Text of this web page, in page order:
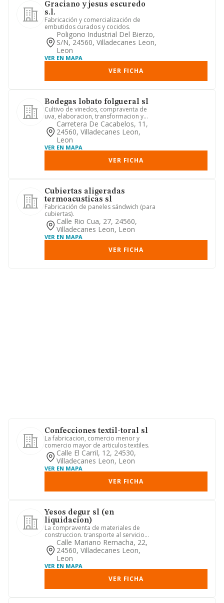
Graciano y jesus escuredo
s.l.
Fabricación y comercialización de
embutidos curados y cocidos.
Poligono Industrial Del Bierzo,
S/n, 24560, Villadecanes Leon,
Leon
VER EN MAPA
VER FICHA
Bodegas lobato folgueral sl
Cultivo de vinedos, compraventa de
uva, elaboracion, transformacion y
venta de todo tipo de vinos a...
Carretera De Cacabelos, 11,
24560, Villadecanes Leon,
Leon
VER EN MAPA
VER FICHA
Cubiertas aligeradas
termoacusticas sl
Fabricación de paneles sándwich (para
cubiertas).
Calle Rio Cua, 27, 24560,
Villadecanes Leon, Leon
VER EN MAPA
VER FICHA
Confecciones textil-toral sl
La fabricacion, comercio menor y
comercio mayor de articulos textiles.
Calle El Carril, 12, 24530,
Villadecanes Leon, Leon
VER EN MAPA
VER FICHA
Yesos degur sl (en
liquidacion)
La compraventa de materiales de
construccion. transporte al servicio
publico y particular
Calle Mariano Remacha, 22,
24560, Villadecanes Leon,
Leon
VER EN MAPA
VER FICHA